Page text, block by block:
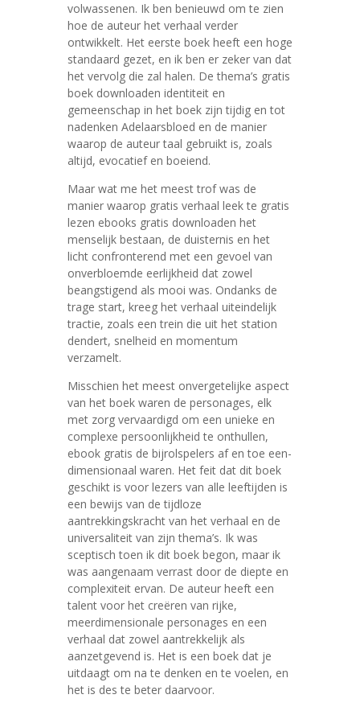
volwassenen. Ik ben benieuwd om te zien
hoe de auteur het verhaal verder
ontwikkelt. Het eerste boek heeft een hoge
standaard gezet, en ik ben er zeker van dat
het vervolg die zal halen. De thema’s gratis
boek downloaden identiteit en
gemeenschap in het boek zijn tijdig en tot
nadenken Adelaarsbloed en de manier
waarop de auteur taal gebruikt is, zoals
altijd, evocatief en boeiend.
Maar wat me het meest trof was de
manier waarop gratis verhaal leek te gratis
lezen ebooks gratis downloaden het
menselijk bestaan, de duisternis en het
licht confronterend met een gevoel van
onverbloemde eerlijkheid dat zowel
beangstigend als mooi was. Ondanks de
trage start, kreeg het verhaal uiteindelijk
tractie, zoals een trein die uit het station
dendert, snelheid en momentum
verzamelt.
Misschien het meest onvergetelijke aspect
van het boek waren de personages, elk
met zorg vervaardigd om een unieke en
complexe persoonlijkheid te onthullen,
ebook gratis de bijrolspelers af en toe een-
dimensionaal waren. Het feit dat dit boek
geschikt is voor lezers van alle leeftijden is
een bewijs van de tijdloze
aantrekkingskracht van het verhaal en de
universaliteit van zijn thema’s. Ik was
sceptisch toen ik dit boek begon, maar ik
was aangenaam verrast door de diepte en
complexiteit ervan. De auteur heeft een
talent voor het creëren van rijke,
meerdimensionale personages en een
verhaal dat zowel aantrekkelijk als
aanzetgevend is. Het is een boek dat je
uitdaagt om na te denken en te voelen, en
het is des te beter daarvoor.